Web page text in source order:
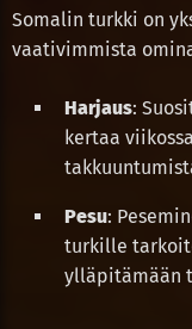
Somalin turkki on
vaativimmista
Harjaus:
kertaa
Pesu:
turkille
ylläpitämään